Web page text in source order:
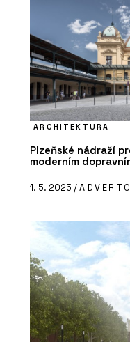
ARCHITEKTURA
Plzeňské nádraží
moderním
1. 5. 2025 /